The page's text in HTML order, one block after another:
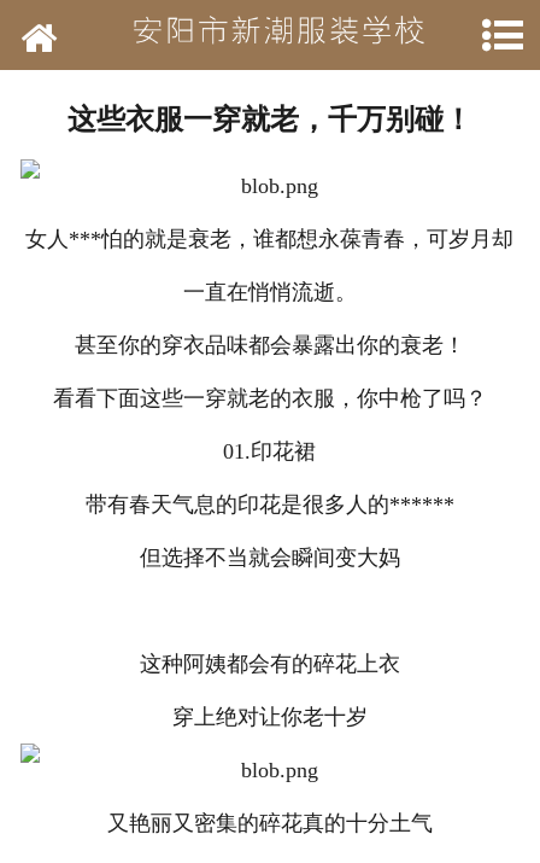
网站首页
结业待遇
承接业务
招聘信息
这些衣服一穿就老，千万别碰！
女人***怕的就是衰老，谁都想永葆青春，可岁月却
一直在悄悄流逝。
甚至你的穿衣品味都会暴露出你的衰老！
看看下面这些一穿就老的衣服，你中枪了吗？
01.印花裙
带有春天气息的印花是很多人的******
但选择不当就会瞬间变大妈
这种阿姨都会有的碎花上衣
穿上绝对让你老十岁
又艳丽又密集的碎花真的十分土气